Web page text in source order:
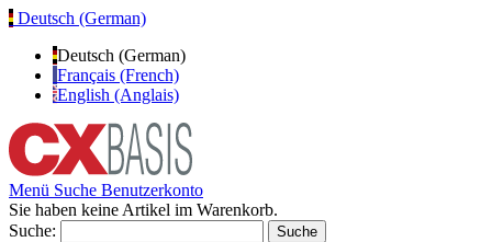
Deutsch (German)
Deutsch (German)
Français (French)
English (Anglais)
Menü Suche Benutzerkonto
Sie haben keine Artikel im Warenkorb.
Suche:
Suche